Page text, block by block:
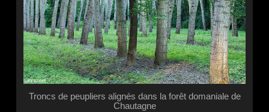
Troncs de peupliers alignés dans la forêt domaniale de
Chautagne